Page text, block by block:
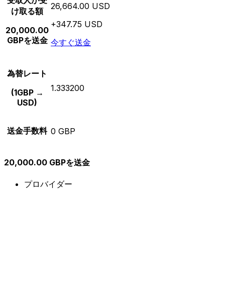
け取る額
20,000.00
GBPを送金
26,664.00 USD
+347.75 USD
今すぐ送金
為替レート
(1GBP →
USD)
1.333200
送金手数料 0 GBP
20,000.00 GBPを送金
プロバイダー